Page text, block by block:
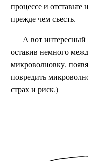
процессе и
прежде чем съесть.
А вот интересный
оставив немного
микроволновку,
повредить
страх и риск.)